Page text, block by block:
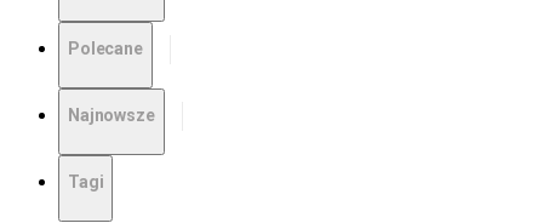
Polecane
Najnowsze
Tagi